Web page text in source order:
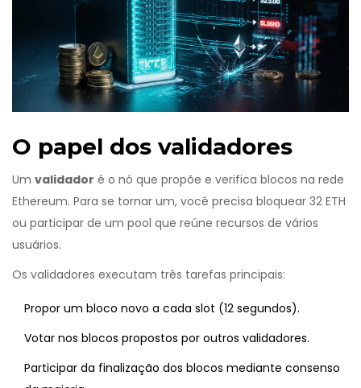
O papel dos validadores
Um validador é o nó que propõe e verifica blocos na rede
Ethereum. Para se tornar um, você precisa bloquear 32 ETH
ou participar de um pool que reúne recursos de vários
usuários.
Os validadores executam três tarefas principais:
Propor um bloco novo a cada slot (12 segundos).
Votar nos blocos propostos por outros validadores.
Participar da finalização dos blocos mediante consenso